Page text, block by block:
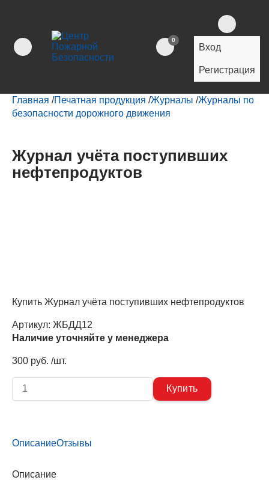
0
Вход
Регистрация
Главная /Печатная продукция /Журналы /Журналы по
безопасности дорожного движения
Журнал учёта поступивших
нефтепродуктов
Купить Журнал учёта поступивших нефтепродуктов
Артикул: ЖБДД12
Наличие уточняйте у менеджера
300 руб. /шт.
ОписаниеОтзывы
Описание